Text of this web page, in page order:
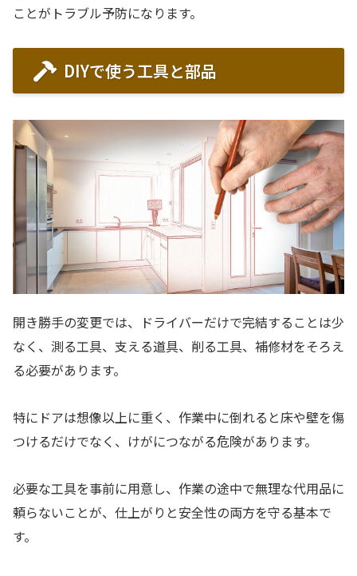
ことがトラブル予防になります。
DIYで使う工具と部品
開き勝手の変更では、ドライバーだけで完結することは少
なく、測る工具、支える道具、削る工具、補修材をそろえ
る必要があります。
特にドアは想像以上に重く、作業中に倒れると床や壁を傷
つけるだけでなく、けがにつながる危険があります。
必要な工具を事前に用意し、作業の途中で無理な代用品に
頼らないことが、仕上がりと安全性の両方を守る基本で
す。